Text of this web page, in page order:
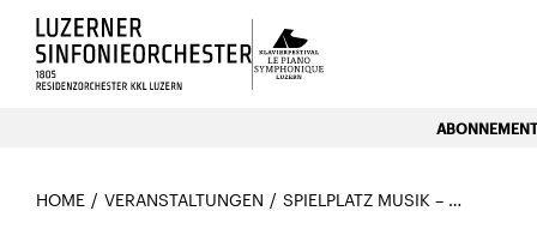
Luzerns Klavierfestival «Le
HOME VERANSTALTUNGEN SPIELPLATZ MUSIK – MÄRZ 16 UHR